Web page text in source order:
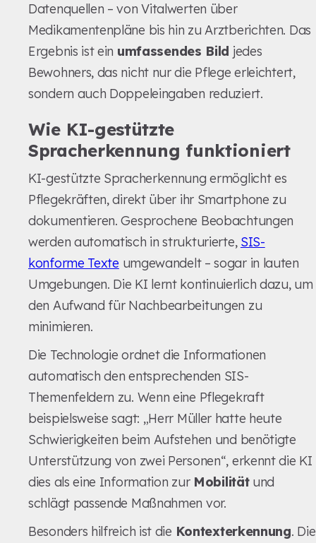
Datenquellen – von Vitalwerten über
Medikamentenpläne bis hin zu Arztberichten. Das
Ergebnis ist ein umfassendes Bild jedes
Bewohners, das nicht nur die Pflege erleichtert,
sondern auch Doppeleingaben reduziert.
Wie KI-gestützte
Spracherkennung funktioniert
KI-gestützte Spracherkennung ermöglicht es
Pflegekräften, direkt über ihr Smartphone zu
dokumentieren. Gesprochene Beobachtungen
werden automatisch in strukturierte, SIS-
konforme Texte umgewandelt – sogar in lauten
Umgebungen. Die KI lernt kontinuierlich dazu, um
den Aufwand für Nachbearbeitungen zu
minimieren.
Die Technologie ordnet die Informationen
automatisch den entsprechenden SIS-
Themenfeldern zu. Wenn eine Pflegekraft
beispielsweise sagt: „Herr Müller hatte heute
Schwierigkeiten beim Aufstehen und benötigte
Unterstützung von zwei Personen“, erkennt die KI
dies als eine Information zur Mobilitätund
schlägt passende Maßnahmen vor.
Besonders hilfreich ist die Kontexterkennung. Die